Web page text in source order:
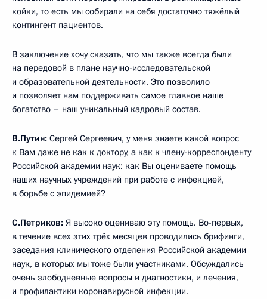
койки, то есть мы собирали на себя достаточно тяжёлый
контингент пациентов.
В заключение хочу сказать, что мы также всегда были
на передовой в плане научно-исследовательской
и образовательной деятельности. Это позволило
и позволяет нам поддерживать самое главное наше
богатство – наш уникальный кадровый состав.
В.Путин: Сергей Сергеевич, у меня знаете какой вопрос
к Вам даже не как к доктору, а как к члену-корреспонденту
Российской академии наук: как Вы оцениваете помощь
наших научных учреждений при работе с инфекцией,
в борьбе с эпидемией?
С.Петриков: Я высоко оцениваю эту помощь. Во-первых,
в течение всех этих трёх месяцев проводились брифинги,
заседания клинического отделения Российской академии
наук, в которых мы тоже были участниками. Обсуждались
очень злободневные вопросы и диагностики, и лечения,
и профилактики коронавирусной инфекции.